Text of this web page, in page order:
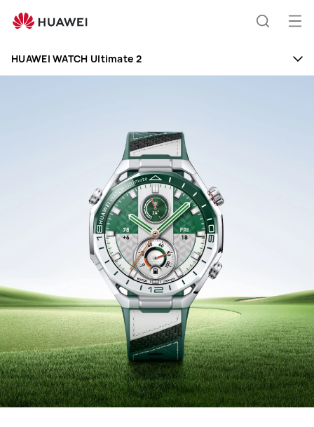
WATCH
Ava
HUAWEI WATCH Ultimate 2